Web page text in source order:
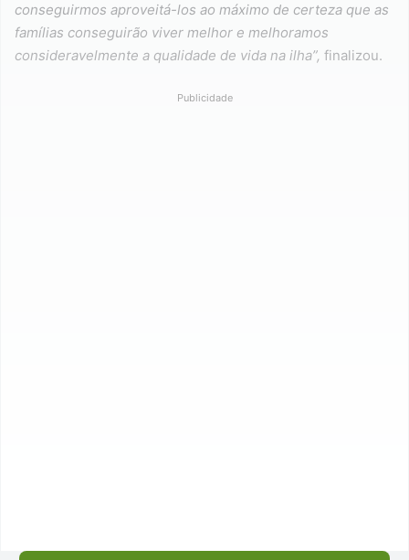
conseguirmos aproveitá-los ao máximo de certeza que as
famílias conseguirão viver melhor e melhoramos
consideravelmente a qualidade de vida na ilha”, finalizou.
Publicidade